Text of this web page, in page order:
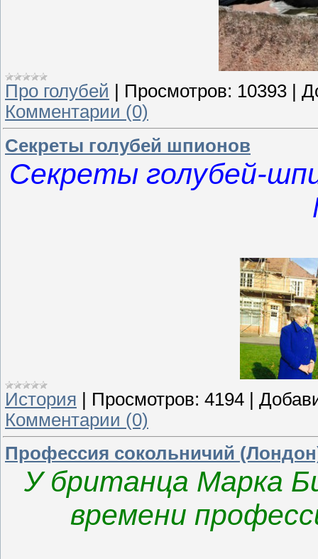
Про голубей Просмотров: 10393
Комментарии (0)
Секреты голубей шпионов
Секреты голубей-
История | Просмотров: 4194 |
Комментарии (0)
Профессия сокольничий
У британца Марка
времени